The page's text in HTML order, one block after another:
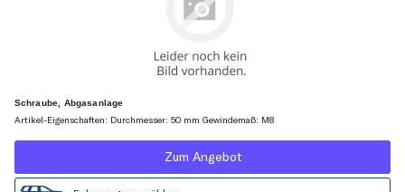
Schraube, Abgasanlage
Artikel-Eigenschaften: Durchmesser: 50 mm Gewindemaß: M8
Zum Angebot